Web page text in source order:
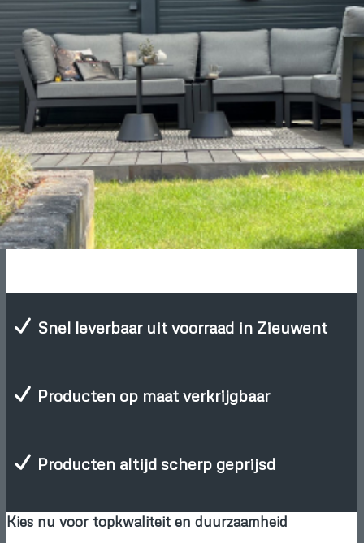
Snel leverbaar uit voorraad in Zieuwent
Producten op maat verkrijgbaar
Producten altijd scherp geprijsd
Kies nu voor topkwaliteit en duurzaamheid